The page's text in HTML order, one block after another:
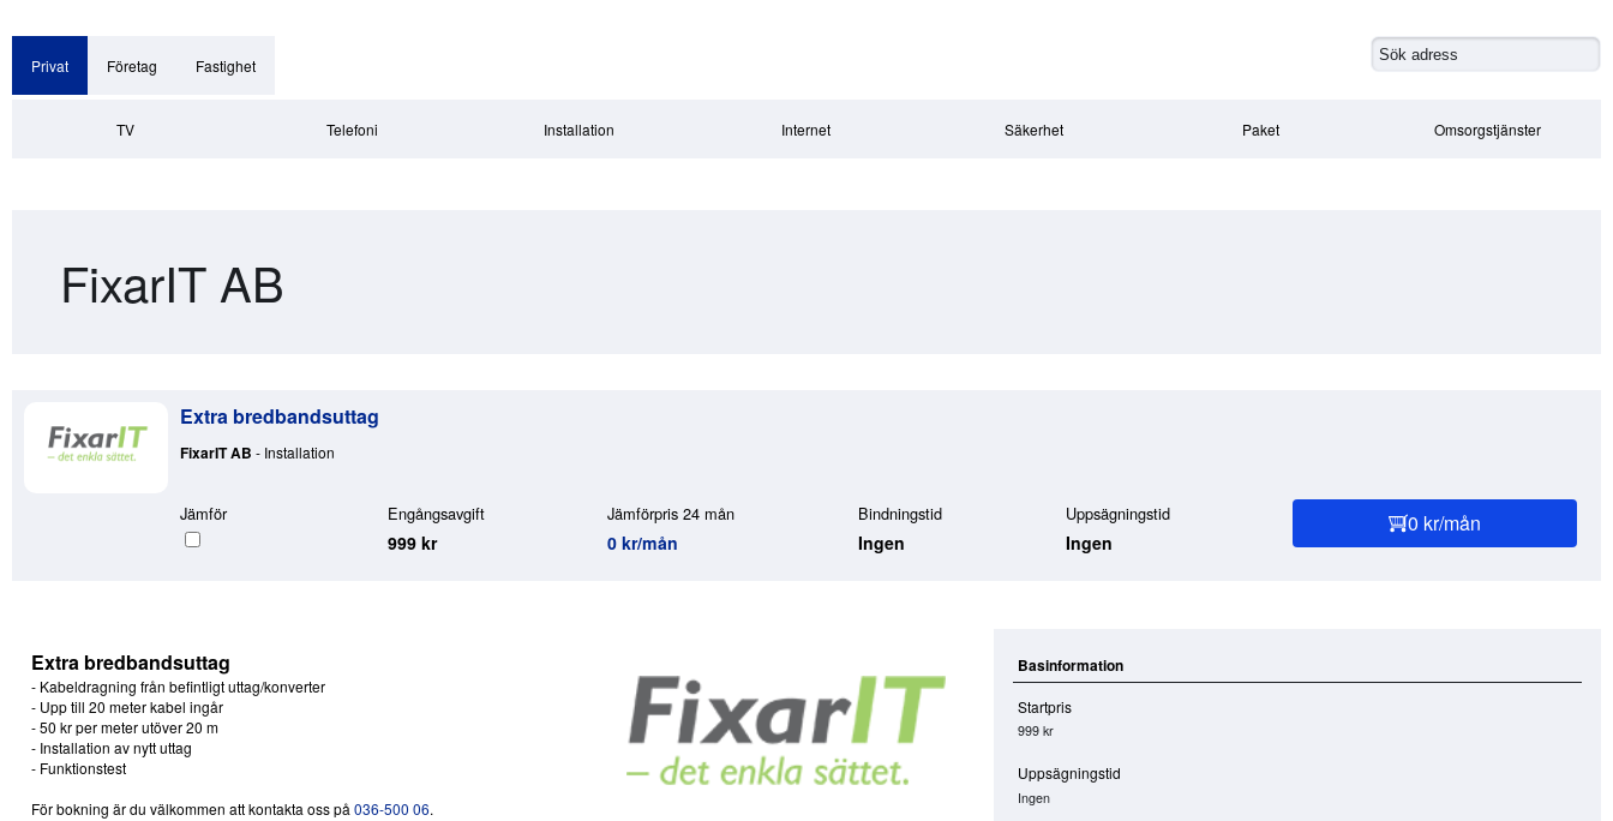
Privat Företag Fastighet
TV Telefoni Installation Internet Säkerhet Paket Omsorgstjänster
FixarIT AB
Extra bredbandsuttag
FixarIT AB - Installation
Jämför Engångsavgift
999 kr
Jämförpris 24 mån
0 kr/mån
Bindningstid
Ingen
Uppsägningstid
Ingen
0 kr/mån
Extra bredbandsuttag
- Kabeldragning från befintligt uttag/konverter
- Upp till 20 meter kabel ingår
- 50 kr per meter utöver 20 m
- Installation av nytt uttag
- Funktionstest
För bokning är du välkommen att kontakta oss på 036-500 06.
Basinformation
Startpris
999 kr
Uppsägningstid
Ingen